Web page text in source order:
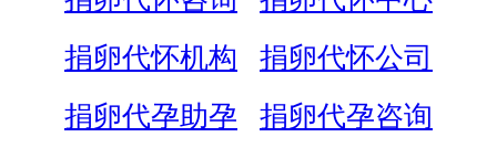
捐卵代怀机构
捐卵代怀公司
捐卵代孕助孕
捐卵代孕咨询